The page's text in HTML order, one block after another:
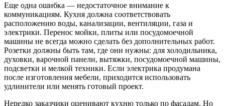
Еще одна ошибка — недостаточное внимание к
коммуникациям. Кухня должна соответствовать
расположению воды, канализации, вентиляции, газа и
электрики. Перенос мойки, плиты или посудомоечной
машины не всегда можно сделать без дополнительных работ.
Розетки должны быть там, где они нужны: для холодильника,
духовки, варочной панели, вытяжки, посудомоечной машины,
подсветки и мелкой техники. Если электрика продумана
после изготовления мебели, приходится использовать
удлинители или менять готовый проект.
Нередко заказчики оценивают кухню только по фасадам. Но